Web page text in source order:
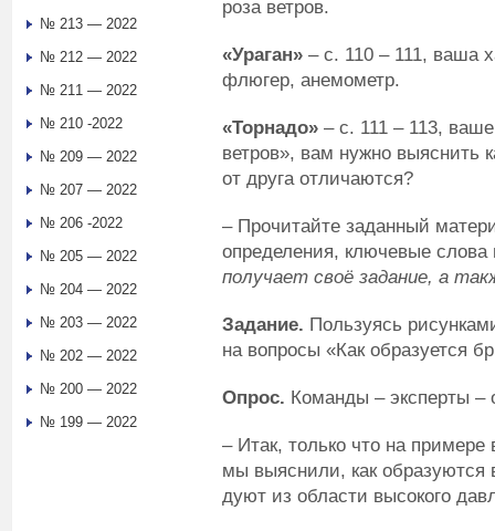
роза ветров.
«Ураган» – с. 110 – 111, ваша
флюгер, анемометр.
«Торнадо» – с. 111 – 113,
ветров», вам нужно выяснить
от друга отличаются?
– Прочитайте заданный
определения, ключевые
получает своё задание, а
Задание. Пользуясь
на вопросы «Как образуется
Опрос. Команды – эксперты –
– Итак, только что на
мы выяснили, как образуются
дуют из области высокого
№ 213 — 2022
№ 212 — 2022
№ 211 — 2022
№ 210 -2022
№ 209 — 2022
№ 207 — 2022
№ 206 -2022
№ 205 — 2022
№ 204 — 2022
№ 203 — 2022
№ 202 — 2022
№ 200 — 2022
№ 199 — 2022